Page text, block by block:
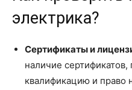
электрика?
Сертификаты и
наличие
квалификацию и право